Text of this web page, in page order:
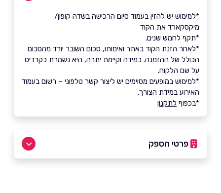
*למימוש יש להזין בעמוד סיום הרכישה בשדה קופון/
מיקסקארד את הקוד
*תקף לחמש שנים.
*לאחר הזנת הקוד באתר ואימותו, סכום השובר יורד מהסכום
הכולל של ההזמנה. במידה וקיימת יתרה, היא נשמרת כקרדיט
על שם הלקוח.
*למימוש במופעים מסוימים יש ליצור קשר טלפוני – רשום בעמוד
האירוע במידת הצורך.
*בכפוף לתקנון
פרטי הספק